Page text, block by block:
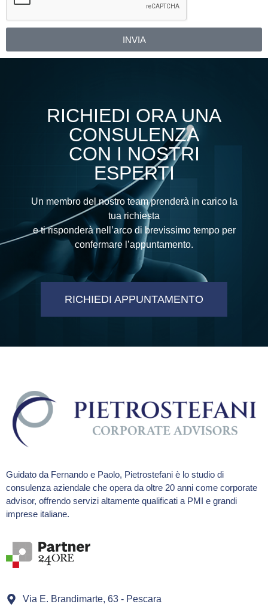
INVIA
Alternative:
RICHIEDI ORA UNA
CONSULENZA
CON I NOSTRI
ESPERTI
Un membro del nostro team prenderà in carico la
tua richiesta
e ti risponderà nell’arco di brevissimo tempo per
confermare l’appuntamento.
RICHIEDI APPUNTAMENTO
Guidato da Fernando e Paolo, Pietrostefani è lo studio di
consulenza aziendale che opera da oltre 20 anni come corporate
advisor, offrendo servizi altamente qualificati a PMI e grandi
imprese italiane.
Via E. Brandimarte, 63 - Pescara